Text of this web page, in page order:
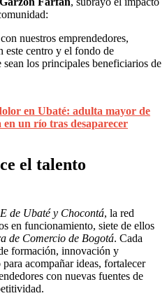
nuestros emprendedores,
este centro y el fondo de
los principales beneficiarios de
en Ubaté: adulta mayor de
un río tras desaparecer
el talento
de Ubaté y Chocontá, la red
en funcionamiento, siete de ellos
de Comercio de Bogotá. Cada
formación, innovación y
acompañar ideas, fortalecer
con nuevas fuentes de